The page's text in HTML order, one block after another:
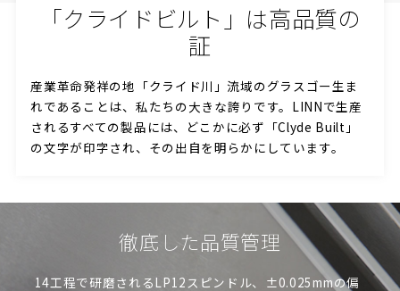
「クライドビルト」は高品質の
証
産業革命発祥の地「クライド川」流域のグラスゴー生ま
れであることは、私たちの大きな誇りです。 LINNで生産
されるすべての製品には、
どこかに必ず「Clyde Built」
の文字が印字され、その出自を明らかにしています。
徹底した品質管理
14工程で研磨されるLP12スピンドル、±0.025mmの偏